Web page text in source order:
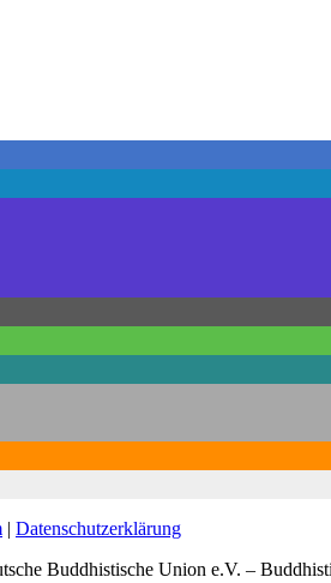
| Datenschutzerklärung
Buddhistische Union e.V. –